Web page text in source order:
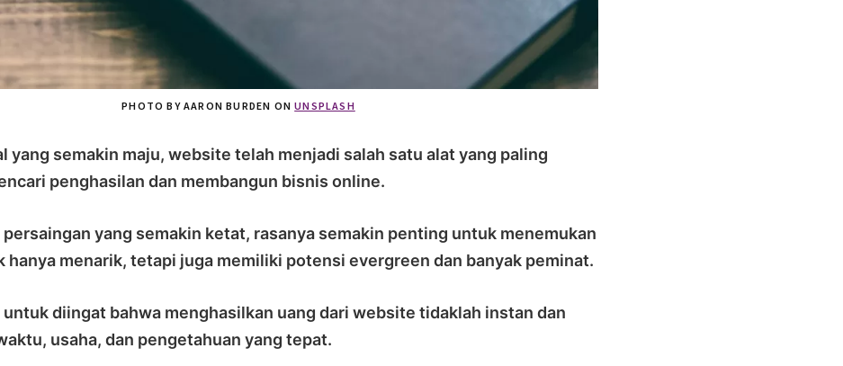
PHOTO BY AARON BURDEN ONUNSPLASH
yang semakin maju, website telah menjadi salah satu alat yang paling
penghasilan dan membangun bisnis online.
persaingan yang semakin ketat, rasanya semakin penting untuk menemukan
hanya menarik, tetapi juga memiliki potensi evergreen dan banyak peminat.
diingat bahwa menghasilkan uang dari website tidaklah instan dan
usaha, dan pengetahuan yang tepat.